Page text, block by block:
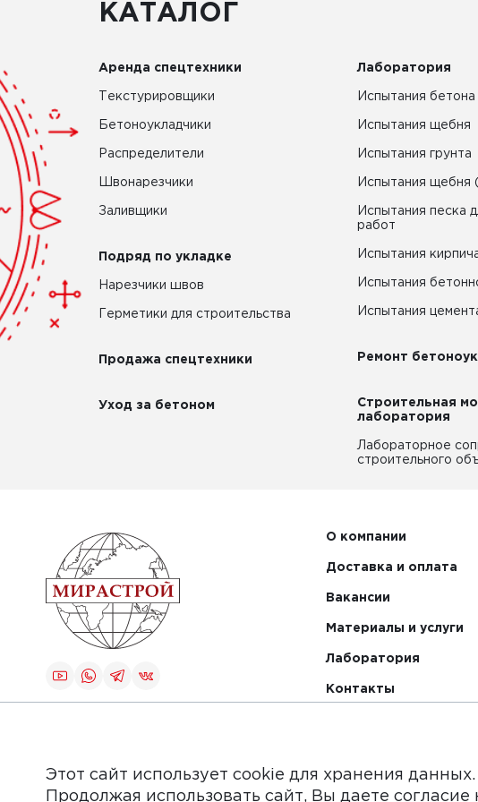
КАТАЛОГ
Аренда спецтехники
Текстурировщики
Бетоноукладчики
Распределители
Швонарезчики
Заливщики
Подряд по укладке
Нарезчики швов
Герметики для строительства
Продажа спецтехники
Уход за бетоном
Лаборатория
Испытания бетона
Испытания щебня
Испытания грунта
Испытания щебня
Испытания песка
работ
Испытания
Испытания
Испытания
Ремонт
Строительная
лаборатория
Лабораторное
строительного
О компании
Доставка и оплата
Вакансии
Материалы и услуги
Лаборатория
Контакты
Этот сайт использует cookie для хранения данных.
Продолжая использовать сайт, Вы даете